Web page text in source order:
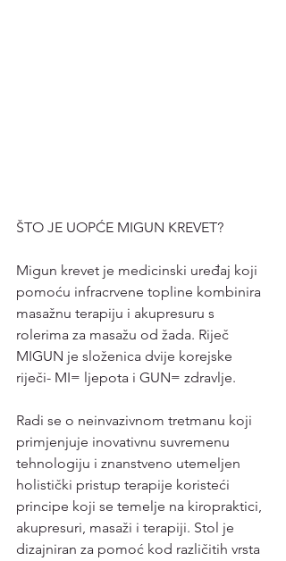
ŠTO JE UOPĆE MIGUN KREVET?
Migun krevet je medicinski uređaj koji
pomoću infracrvene topline kombinira
masažnu terapiju i akupresuru s
rolerima za masažu od žada. Riječ
MIGUN je složenica dvije korejske
riječi- MI= ljepota i GUN= zdravlje.
Radi se o neinvazivnom tretmanu koji
primjenjuje inovativnu suvremenu
tehnologiju i znanstveno utemeljen
holistički pristup terapije koristeći
principe koji se temelje na kiropraktici,
akupresuri, masaži i terapiji. Stol je
dizajniran za pomoć kod različitih vrsta